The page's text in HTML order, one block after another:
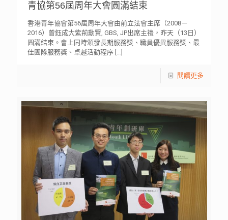
青協第56屆周年大會圓滿結束
香港青年協會第56屆周年大會由前立法會主席（2008－
2016）曾鈺成大紫荊勳賢, GBS, JP出席主禮，昨天（13日）
圓滿結束。會上同時頒發長期服務獎、職員優異服務獎、最
佳團隊服務獎、卓越活動程序[…]
閱讀更多